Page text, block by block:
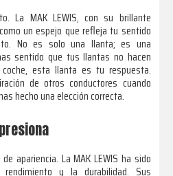
La MAK LEWIS, con su brillante
como un espejo que refleja tu sentido
No es solo una llanta; es una
sentido que tus llantas no hacen
esta llanta es tu respuesta.
de otros conductores cuando
hecho una elección correcta.
apariencia. La MAK LEWIS ha sido
y la durabilidad. Sus